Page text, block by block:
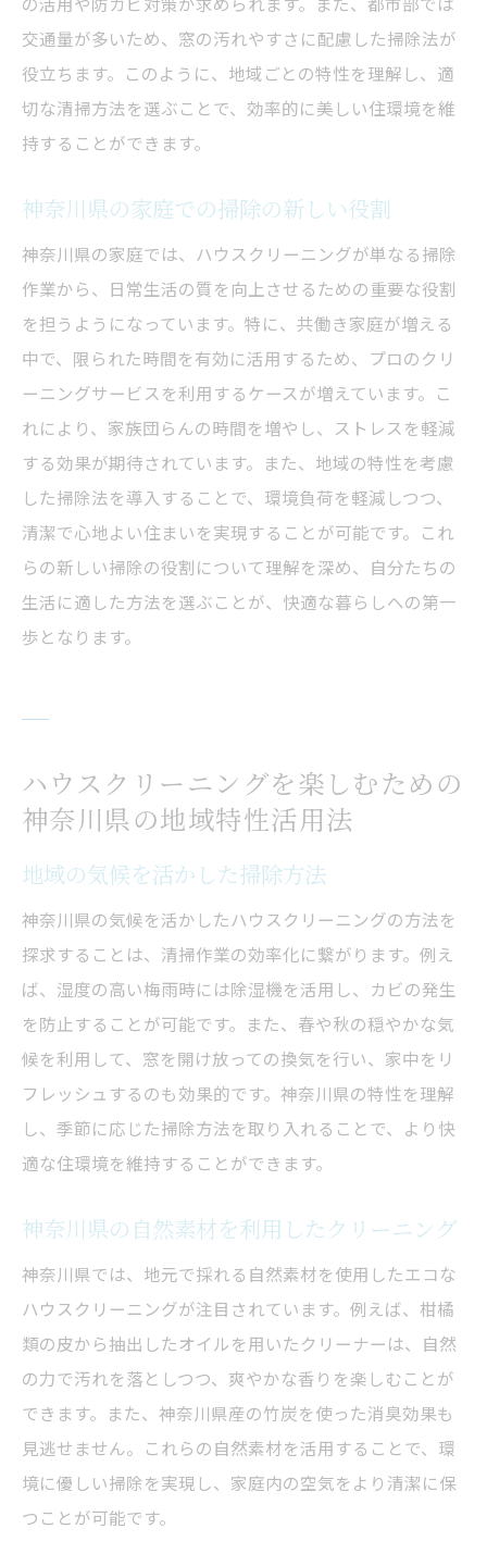
掃除を楽しむための地域限定クーポンの活
掃除をテーマにしたワークショップの開催
地域の特産品を取り入れた掃除方法の紹介
交通量が多いため、窓の汚れやすさに配慮した掃除法が
役立ちます。このように、地域ごとの特性を理解し、適
切な清掃方法を選ぶことで、効率的に美しい住環境を維
持することができます。
神奈川県の家庭での掃除の新しい役割
神奈川県の家庭では、ハウスクリーニングが単なる掃除
作業から、日常生活の質を向上させるための重要な役割
を担うようになっています。特に、共働き家庭が増える
中で、限られた時間を有効に活用するため、プロのクリ
ーニングサービスを利用するケースが増えています。こ
れにより、家族団らんの時間を増やし、ストレスを軽減
する効果が期待されています。また、地域の特性を考慮
した掃除法を導入することで、環境負荷を軽減しつつ、
清潔で心地よい住まいを実現することが可能です。これ
らの新しい掃除の役割について理解を深め、自分たちの
生活に適した方法を選ぶことが、快適な暮らしへの第一
歩となります。
ハウスクリーニングを楽しむための
神奈川県の地域特性活用法
地域の気候を活かした掃除方法
神奈川県の気候を活かしたハウスクリーニングの方法を
探求することは、清掃作業の効率化に繋がります。例え
ば、湿度の高い梅雨時には除湿機を活用し、カビの発生
を防止することが可能です。また、春や秋の穏やかな気
候を利用して、窓を開け放っての換気を行い、家中をリ
フレッシュするのも効果的です。神奈川県の特性を理解
し、季節に応じた掃除方法を取り入れることで、より快
適な住環境を維持することができます。
神奈川県の自然素材を利用したクリーニング
神奈川県では、地元で採れる自然素材を使用したエコな
ハウスクリーニングが注目されています。例えば、柑橘
類の皮から抽出したオイルを用いたクリーナーは、自然
の力で汚れを落としつつ、爽やかな香りを楽しむことが
できます。また、神奈川県産の竹炭を使った消臭効果も
見逃せません。これらの自然素材を活用することで、環
境に優しい掃除を実現し、家庭内の空気をより清潔に保
つことが可能です。